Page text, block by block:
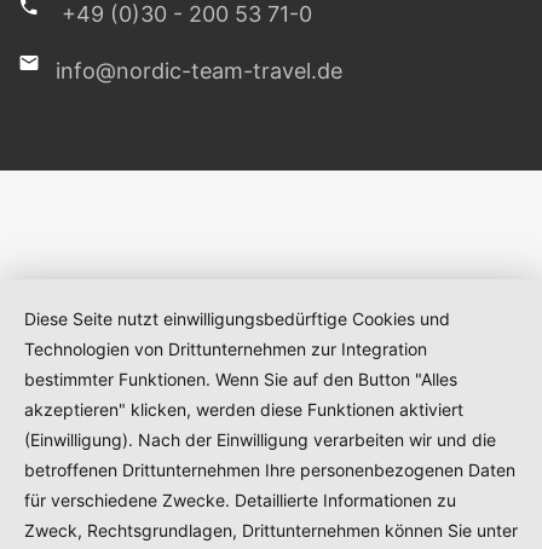
Diese Seite nutzt einwilligungsbedürftige Cookies und
Technologien von Drittunternehmen zur Integration
bestimmter Funktionen. Wenn Sie auf den Button "Alles
akzeptieren" klicken, werden diese Funktionen aktiviert
(Einwilligung). Nach der Einwilligung verarbeiten wir und die
betroffenen Drittunternehmen Ihre personenbezogenen Daten
für verschiedene Zwecke. Detaillierte Informationen zu
Zweck, Rechtsgrundlagen, Drittunternehmen können Sie unter